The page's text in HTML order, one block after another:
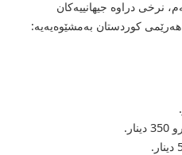
یەكەم، نرخی دراوە جیهانییەکان
هەرێمی کوردستان بەمشێوەیەیە: